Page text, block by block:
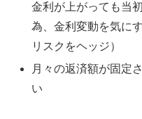
金利が上がっても当
為、金利変動を気に
リスクをヘッジ）
月々の返済額が固定
い